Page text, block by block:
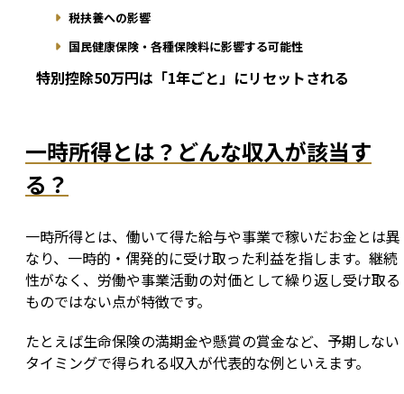
税扶養への影響
国民健康保険・各種保険料に影響する可能性
特別控除50万円は「1年ごと」にリセットされる
一時所得とは？どんな収入が該当す
る？
一時所得とは、働いて得た給与や事業で稼いだお金とは異
なり、一時的・偶発的に受け取った利益を指します。継続
性がなく、労働や事業活動の対価として繰り返し受け取る
ものではない点が特徴です。
たとえば生命保険の満期金や懸賞の賞金など、予期しない
タイミングで得られる収入が代表的な例といえます。